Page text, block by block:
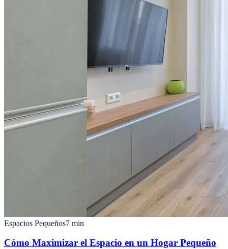
Espacios Pequeños7 min
Cómo Maximizar el Espacio en un Hogar Pequeño